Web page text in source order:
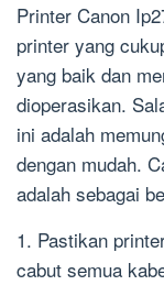
Printer Canon
printer yang
yang baik dan
dioperasikan.
ini adalah
dengan mudah.
adalah sebagai
1. Pastikan
cabut semua